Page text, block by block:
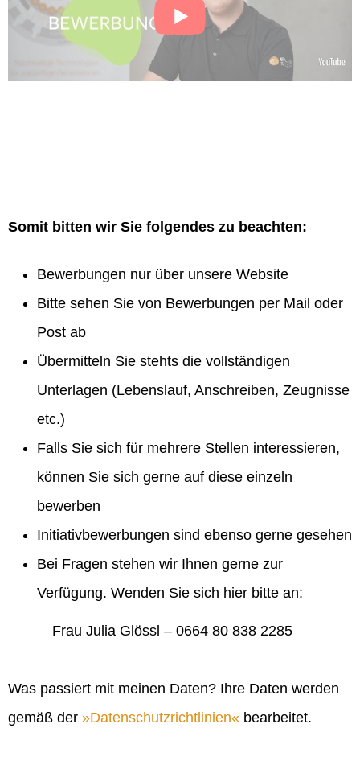
Somit bitten wir Sie folgendes zu beachten:
Bewerbungen nur über unsere Website
Bitte sehen Sie von Bewerbungen per Mail oder
Post ab
Übermitteln Sie stehts die vollständigen
Unterlagen (Lebenslauf, Anschreiben, Zeugnisse
etc.)
Falls Sie sich für mehrere Stellen interessieren,
können Sie sich gerne auf diese einzeln
bewerben
Initiativbewerbungen sind ebenso gerne gesehen
Bei Fragen stehen wir Ihnen gerne zur
Verfügung. Wenden Sie sich hier bitte an:
Frau Julia Glössl – 0664 80 838 2285
Was passiert mit meinen Daten? Ihre Daten werden
gemäß der
Datenschutzrichtlinien bearbeitet.